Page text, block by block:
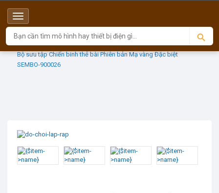
Menu
Top
Sản phẩm SEMBO FIGURES
Bộ sưu tập Chiến binh thẻ bài Phiên bản Mạ vàng Đặc biệt
SEMBO-900026